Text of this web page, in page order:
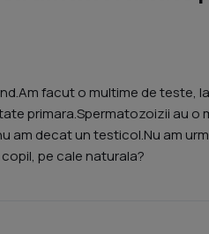
facut o multime de teste,
primara.Spermatozoizii au o
am decat un testicol.Nu am
pe cale naturala?